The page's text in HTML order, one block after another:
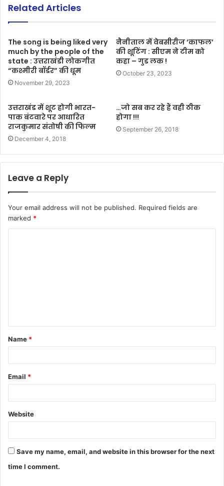
Related Articles
The song is being liked very
much by the people of the
state : उत्तराखंडी लोकगीत
“कश्मीरी बॉर्डर” की धूम
November 29, 2023
नैनीताल में वेबसीरीज ‘काफल’
की शूटिंग : सीएम ने टीम को
कहा – गुड लक !
October 23, 2023
उत्तराखंड में शूट होगी भारत-
पाक बंटवारे पर आधारित
राजकुमार संतोषी की फिल्म
December 4, 2018
…जो सब कर रहे हैं वही ठीक
होगा !!!
September 26, 2018
Leave a Reply
Your email address will not be published. Required fields are
marked *
t
*
Name *
Email *
Website
Save my name, email, and website in this browser for the next
time I comment.